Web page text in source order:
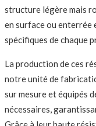
structure légère mais
en surface ou enterrée
spécifiques de chaque
La production de ces
notre unité de
sur mesure et équipés
nécessaires,